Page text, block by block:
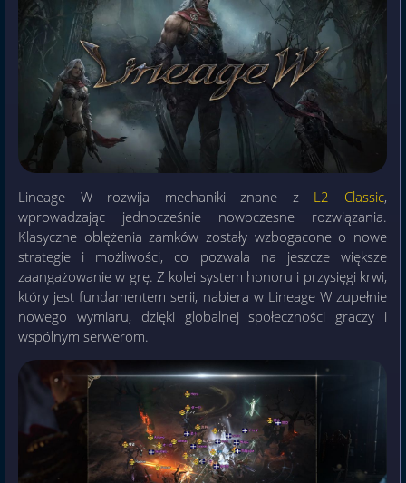
Lineage W rozwija mechaniki znane z L2 Classic,
wprowadzając jednocześnie nowoczesne rozwiązania.
Klasyczne oblężenia zamków zostały wzbogacone o nowe
strategie i możliwości, co pozwala na jeszcze większe
zaangażowanie w grę. Z kolei system honoru i przysięgi krwi,
który jest fundamentem serii, nabiera w Lineage W zupełnie
nowego wymiaru, dzięki globalnej społeczności graczy i
wspólnym serwerom.